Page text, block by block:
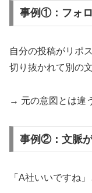
事例①：フォ
自分の投稿がリポ
切り抜かれて別の
→ 元の意図とは違
事例②：文脈
「A社いいですね